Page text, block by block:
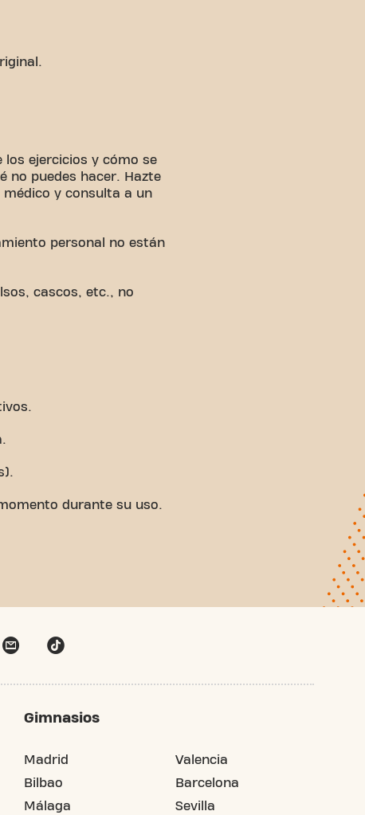
los ejercicios y cómo se
no puedes hacer. Hazte
y consulta a un
personal no están
cascos, etc., no
durante su uso.
Gimnasios
Madrid
Bilbao
Málaga
Valencia
Barcelona
Sevilla